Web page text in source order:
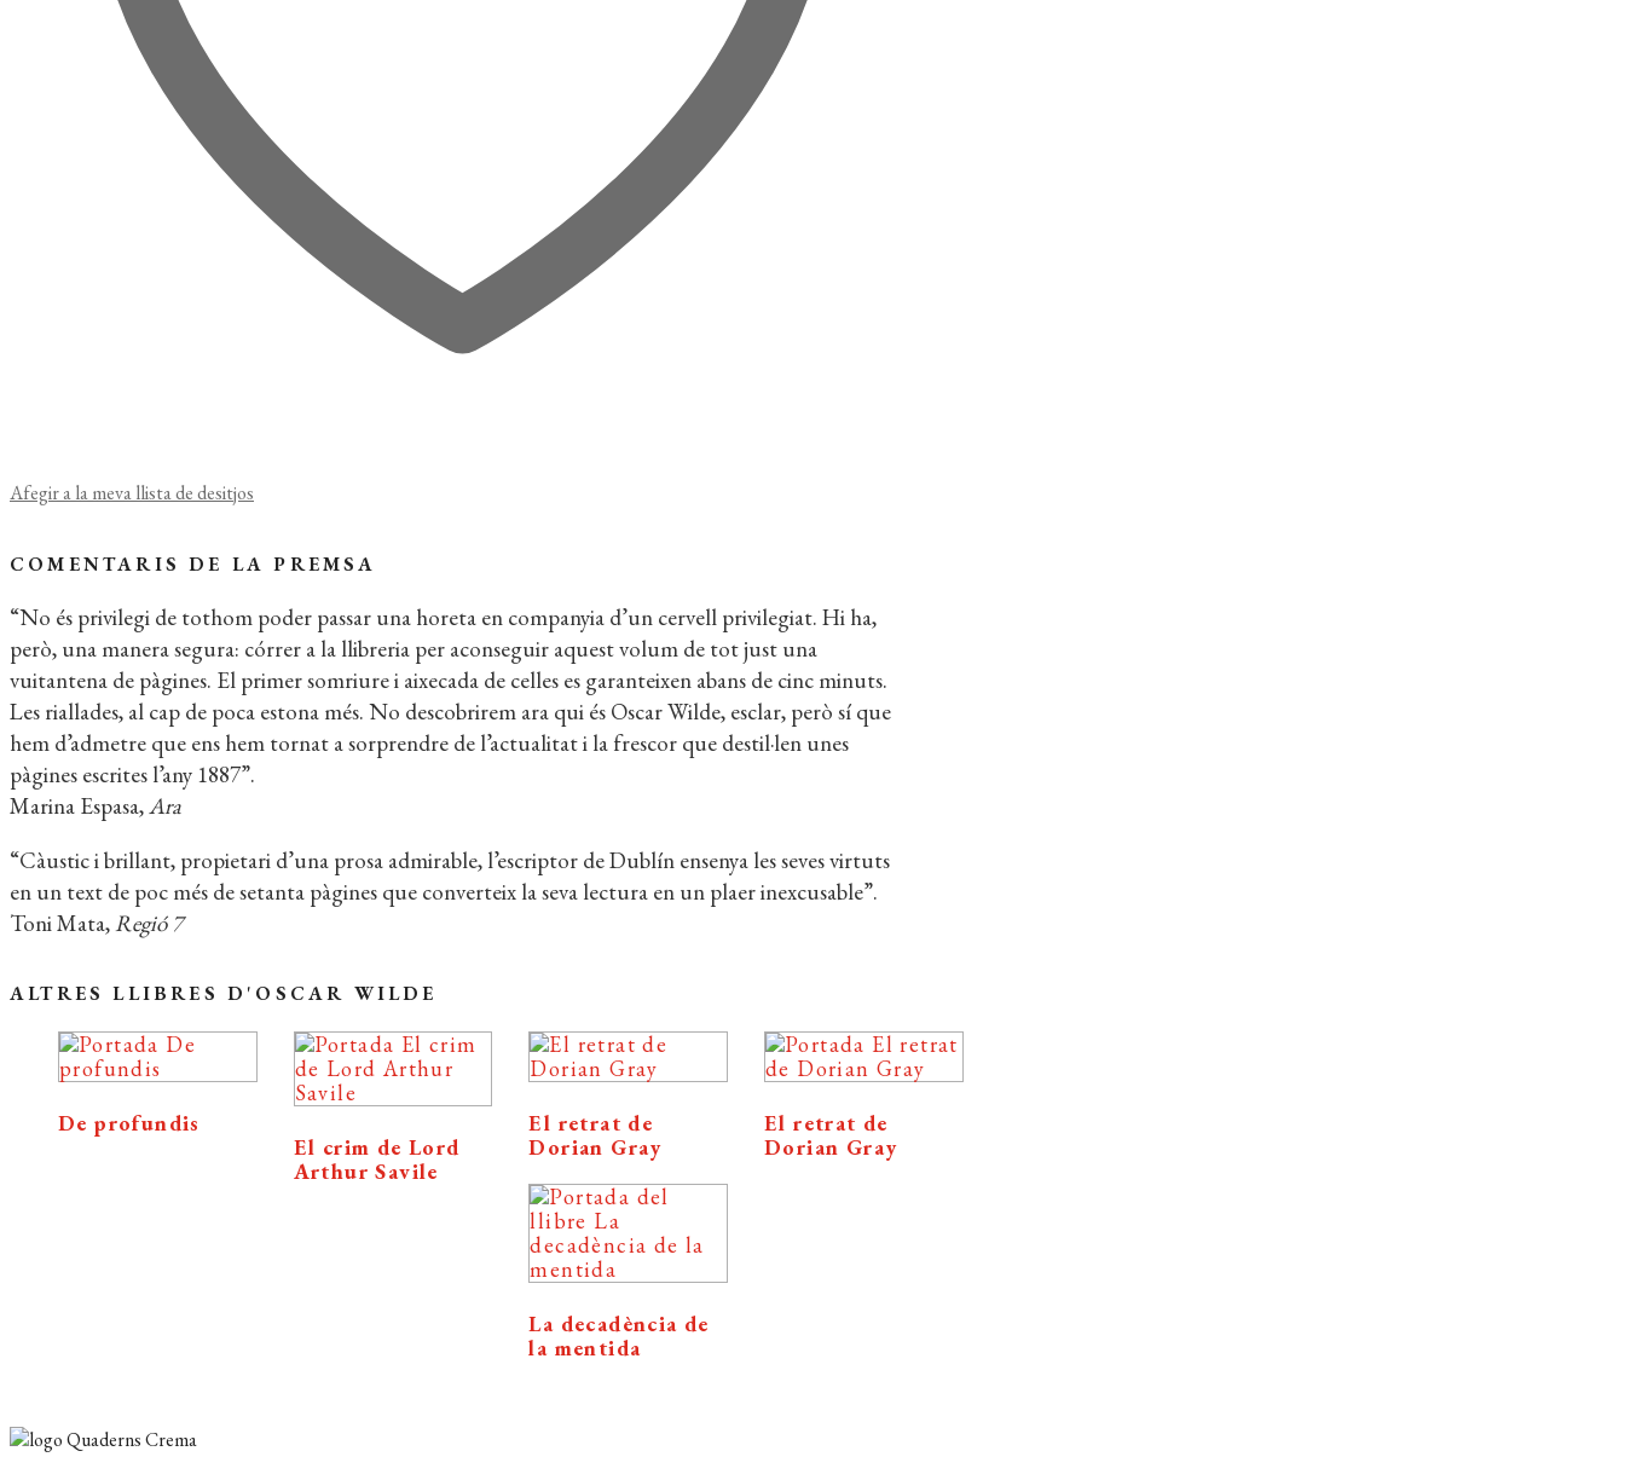
Afegir a la meva llista de desitjos
COMENTARIS DE LA PREMSA
“No és privilegi de tothom poder passar una horeta en companyia d’un cervell privilegiat. Hi ha,
però, una manera segura: córrer a la llibreria per aconseguir aquest volum de tot just una
vuitantena de pàgines. El primer somriure i aixecada de celles es garanteixen abans de cinc minuts.
Les riallades, al cap de poca estona més. No descobrirem ara qui és Oscar Wilde, esclar, però sí que
hem d’admetre que ens hem tornat a sorprendre de l’actualitat i la frescor que destil·len unes
pàgines escrites l’any 1887”.
Marina Espasa,Ara
“Càustic i brillant, propietari d’una prosa admirable, l’escriptor de Dublín ensenya les seves virtuts
en un text de poc més de setanta pàgines que converteix la seva lectura en un plaer inexcusable”.
Toni Mata,Regió 7
ALTRES LLIBRES D'OSCAR WILDE
De profundis
El crim de Lord
Arthur Savile
El retrat de
Dorian Gray
El retrat de
Dorian Gray
La decadència de
la mentida